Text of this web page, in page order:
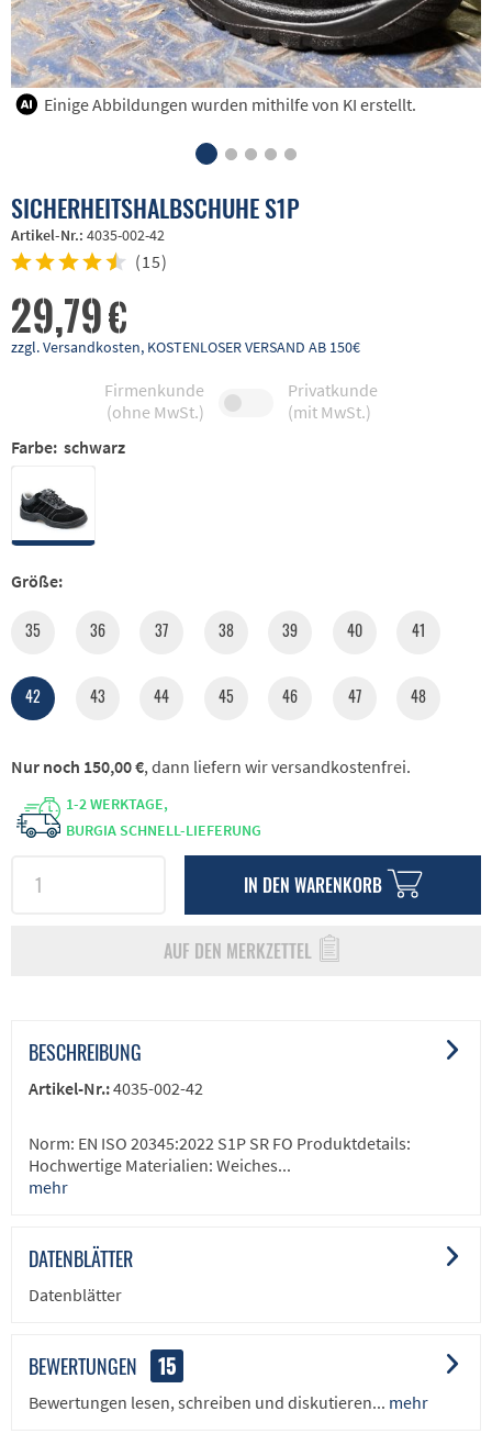
Einige Abbildungen wurden mithilfe von KI erstellt.
SICHERHEITSHALBSCHUHE S1P
Artikel-Nr.: 4035-002-42
(15)
29,79 €
zzgl. Versandkosten, KOSTENLOSER VERSAND AB 150€
Firmenkunde
(ohne MwSt.)
Privatkunde
(mit MwSt.)
Farbe: schwarz
Größe:
35 36 37 38 39 40 41
42 43 44 45 46 47 48
1-2 WERKTAGE,
BURGIA SCHNELL-LIEFERUNG
IN DEN WARENKORB
AUF DEN MERKZETTEL
Nur noch 150,00 €, dann liefern wir versandkostenfrei.
BESCHREIBUNG
Artikel-Nr.:4035-002-42
Norm: EN ISO 20345:2022 S1P SR FO Produktdetails:
Hochwertige Materialien: Weiches...
mehr
DATENBLÄTTER
Datenblätter
BEWERTUNGEN 15
Bewertungen lesen, schreiben und diskutieren... mehr